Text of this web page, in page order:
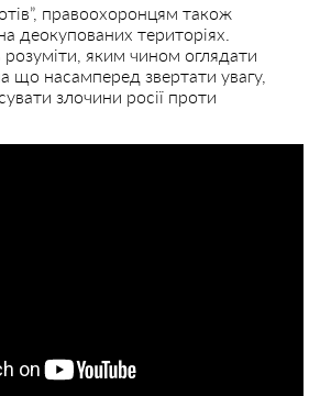
правоохоронцям також
деокупованих територіях.
яким чином оглядати
що насамперед звертати увагу,
злочини росії проти